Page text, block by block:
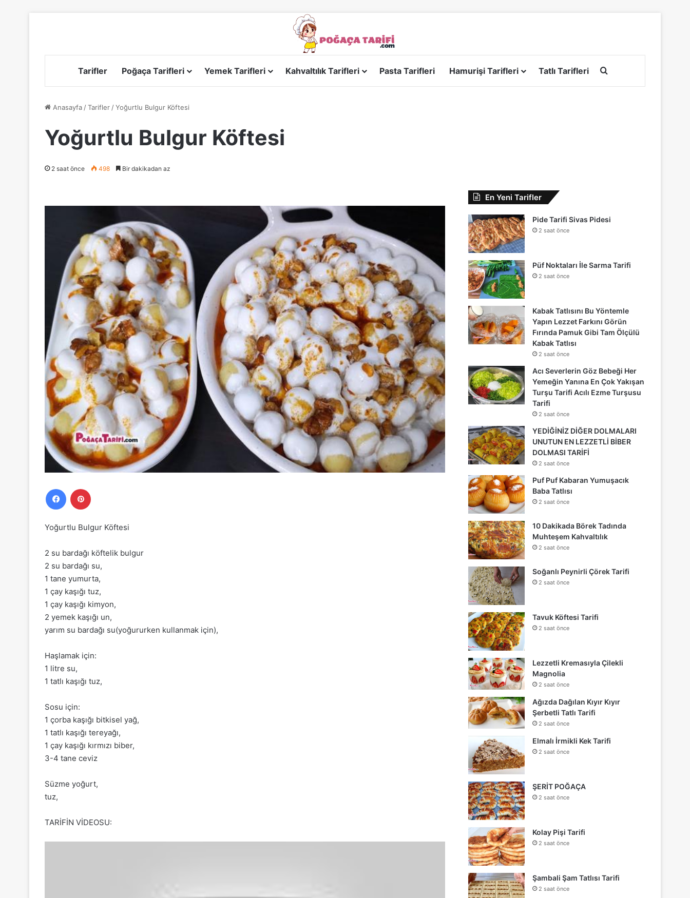
Tarifler Poğaça Tarifleri Yemek Tarifleri Kahvaltılık Tarifleri Pasta Tarifleri Hamurişi Tarifleri Tatlı Tarifleri
Anasayfa /Tarifler /Yoğurtlu Bulgur Köftesi
Yoğurtlu Bulgur Köftesi
2 saat önce 498 Bir dakikadan az
Facebook
Yoğurtlu Bulgur Köftesi
2 su bardağı köftelik bulgur
2 su bardağı su,
1 tane yumurta,
1 çay kaşığı tuz,
1 çay kaşığı kimyon,
2 yemek kaşığı un,
yarım su bardağı su(yoğururken kullanmak için),
Haşlamak için:
1 litre su,
1 tatlı kaşığı tuz,
Sosu için:
1 çorba kaşığı bitkisel yağ,
1 tatlı kaşığı tereyağı,
1 çay kaşığı kırmızı biber,
3-4 tane ceviz
Süzme yoğurt,
tuz,
TARİFİN VİDEOSU:
En Yeni Tarifler
Pide Tarifi Sivas Pidesi
2 saat önce
Püf Noktaları İle Sarma Tarifi
2 saat önce
Kabak Tatlısını Bu Yöntemle
Yapın Lezzet Farkını Görün
Fırında Pamuk Gibi Tam Ölçülü
Kabak Tatlısı
2 saat önce
Acı Severlerin Göz Bebeği Her
Yemeğin Yanına En Çok Yakışan
Turşu Tarifi Acılı Ezme Turşusu
Tarifi
2 saat önce
YEDİĞİNİZ DİĞER DOLMALARI
UNUTUN EN LEZZETLİ BİBER
DOLMASI TARİFİ
2 saat önce
Puf Puf Kabaran Yumuşacık
Baba Tatlısı
2 saat önce
10 Dakikada Börek Tadında
Muhteşem Kahvaltılık
2 saat önce
Soğanlı Peynirli Çörek Tarifi
2 saat önce
Tavuk Köftesi Tarifi
2 saat önce
Lezzetli Kremasıyla Çilekli
Magnolia
2 saat önce
Ağızda Dağılan Kıyır Kıyır
Şerbetli Tatlı Tarifi
2 saat önce
Elmalı İrmikli Kek Tarifi
2 saat önce
ŞERİT POĞAÇA
2 saat önce
Kolay Pişi Tarifi
2 saat önce
Şambali Şam Tatlısı Tarifi
2 saat önce